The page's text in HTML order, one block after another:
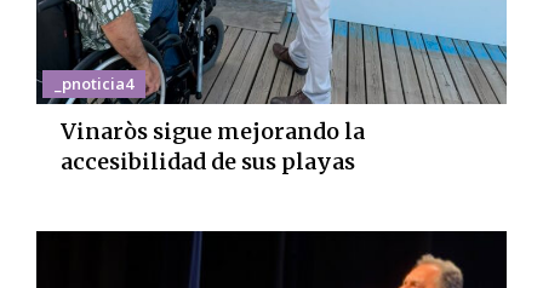
_pnoticia4
Vinaròs sigue mejorando la
accesibilidad de sus playas